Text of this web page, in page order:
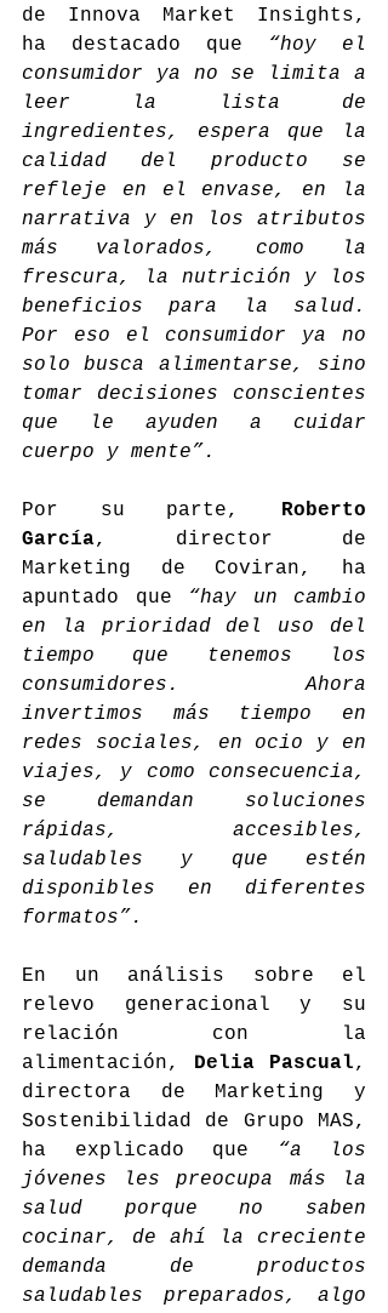
de Innova Market Insights,
ha destacado que
“hoy el
consumidor ya no se limita a
leer la lista de
ingredientes, espera que la
calidad del producto se
refleje en el envase, en la
narrativa y en los atributos
más valorados, como la
frescura, la nutrición y los
beneficios para la salud.
Por eso el consumidor ya no
solo busca alimentarse, sino
tomar decisiones conscientes
que le ayuden a cuidar
cuerpo y mente”.
Por su parte, Roberto
García, director de
Marketing de Coviran, ha
apuntado que
“hay un cambio
en la prioridad del uso del
tiempo que tenemos los
consumidores. Ahora
invertimos más tiempo en
redes sociales, en ocio y en
viajes, y como consecuencia,
se demandan soluciones
rápidas, accesibles,
saludables y que estén
disponibles en diferentes
formatos”.
En un análisis sobre el
relevo generacional y su
relación con la
alimentación, Delia Pascual,
directora de Marketing y
Sostenibilidad de Grupo MAS,
ha explicado que
“a los
jóvenes les preocupa más la
salud porque no saben
cocinar, de ahí la creciente
demanda de productos
saludables preparados, algo